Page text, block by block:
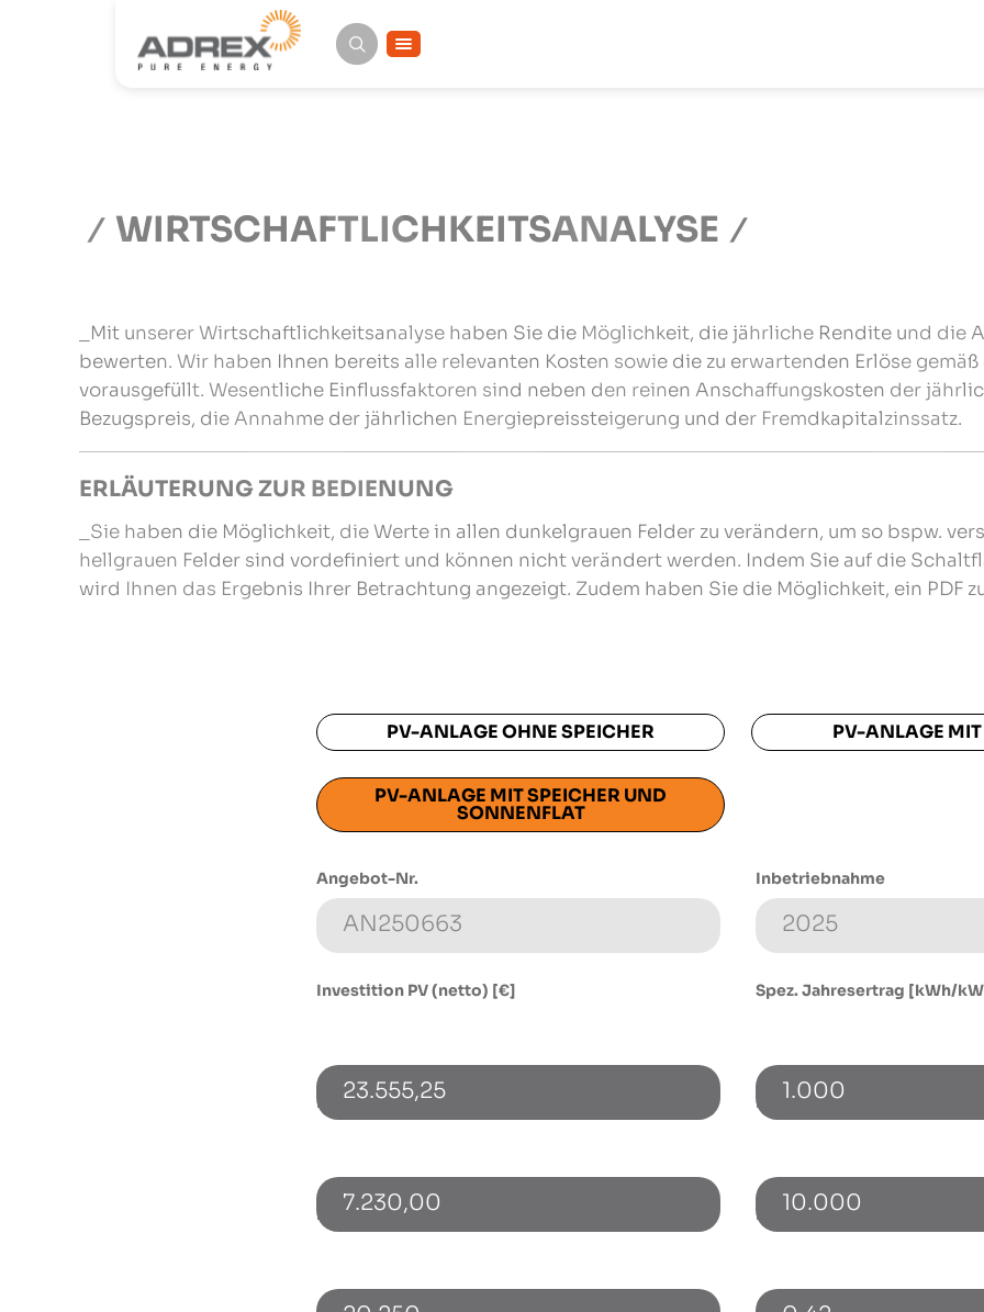
WIRTSCHAFTLICHKEITSANALYSE
_Mit unserer Wirtschaftlichkeitsanalyse haben Sie die Möglichkeit, die jährliche Rendite und die
bewerten. Wir haben Ihnen bereits alle relevanten Kosten sowie die zu erwartenden Erlöse
vorausgefüllt. Wesentliche Einflussfaktoren sind neben den reinen Anschaffungskosten der
Bezugspreis, die Annahme der jährlichen Energiepreissteigerung und der Fremdkapitalzinssatz.
ERLÄUTERUNG ZUR BEDIENUNG
_Sie haben die Möglichkeit, die Werte in allen dunkelgrauen Felder zu verändern, um so bspw.
hellgrauen Felder sind vordefiniert und können nicht verändert werden. Indem Sie auf die
wird Ihnen das Ergebnis Ihrer Betrachtung angezeigt. Zudem haben Sie die Möglichkeit, ein PDF
PV-ANLAGE OHNE SPEICHER PV-ANLAGE MIT
PV-ANLAGE MIT SPEICHER UND
SONNENFLAT
Angebot-Nr.
Investition PV (netto) [€]
23.555,25
Investition Speicher (netto) [€]
7.230,00
PV-Leistung [kWp]
Inbetriebnahme
Spez. Jahresertrag [kWh/
1.000
Energieverbrauch [kWh]
10.000
Bezugspreis [€/kWh]